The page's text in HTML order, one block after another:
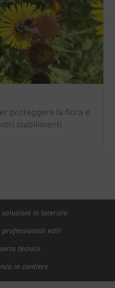
proteggere la flora e
stabilimenti
in laterizio
professionisti edili
tecnico
in cantiere